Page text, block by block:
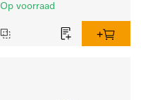
Op voorraad